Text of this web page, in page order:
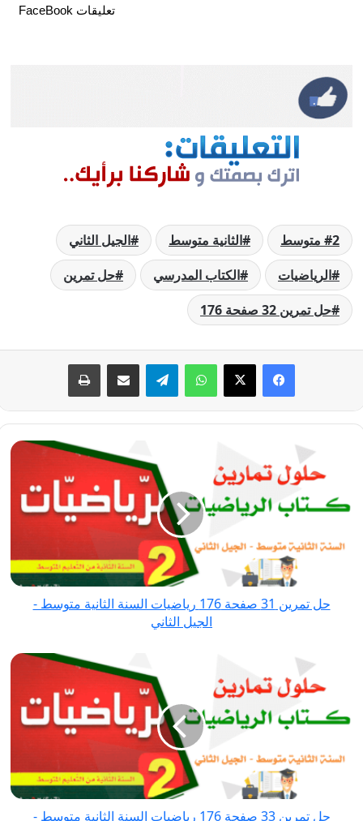
تعليقات FaceBook
2 متوسط الثانية متوسط
الجيل الثاني
الرياضيات
الكتاب المدرسي
حل تمرين
حل تمرين 32 صفحة 176
فيسبوك
‫X واتسابتيلقراممشاركة عبر البريد طباعة
صفحة
رياضيات
متوسط
حل تمرين 31 صفحة 176 رياضيات السنة الثانية متوسط -
الجيل الثاني
صفحة
رياضيات
حل تمرين 33 صفحة 176 رياضيات السنة الثانية متوسط -